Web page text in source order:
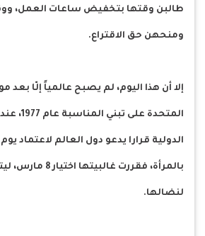
طالبن وقتها بتخفيض ساعات العمل،
ومنحهن حق الاقتراع.
إلا أن هذا اليوم، لم يصبح عالمياً إلّا
المتحدة
الدولية قرارا يدعو دول العالم لاعتماد
بالمرأة، فقررت
لنضالها.